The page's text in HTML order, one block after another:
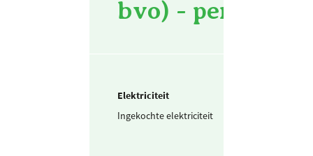
bvo) - per m²
Elektriciteit
Ingekochte elektriciteit